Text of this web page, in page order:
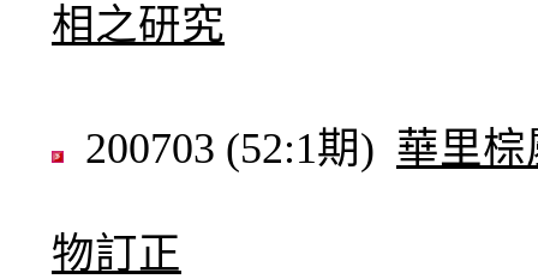
相之研究
200703 (52:1期) 華里
物訂正